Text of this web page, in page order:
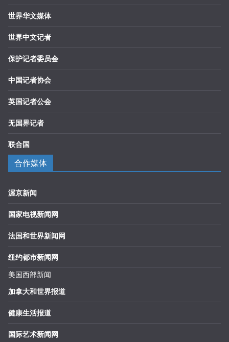
世界华文媒体
世界中文记者
保护记者委员会
中国记者协会
英国记者公会
无国界记者
联合国
合作媒体
渥京新闻
国家电视新闻网
法国和世界新闻网
纽约都市新闻网
美国西部新闻
加拿大和世界报道
健康生活报道
国际艺术新闻网